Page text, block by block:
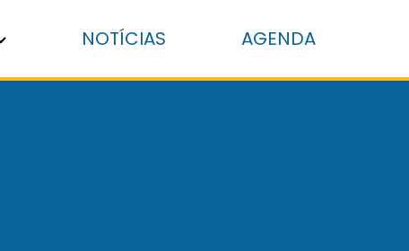
NOTÍCIAS AGENDA